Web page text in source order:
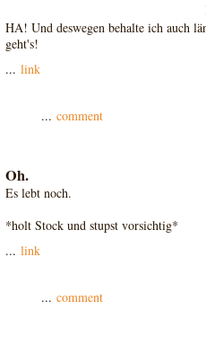
HA! Und deswegen behalte ich auch
geht's!
... link
... comment
Oh.
Es lebt noch.
*holt Stock und stupst vorsichtig*
... link
... comment